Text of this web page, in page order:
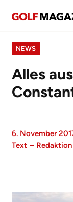
NEWS
Alles
6. November
Text – Redaktion